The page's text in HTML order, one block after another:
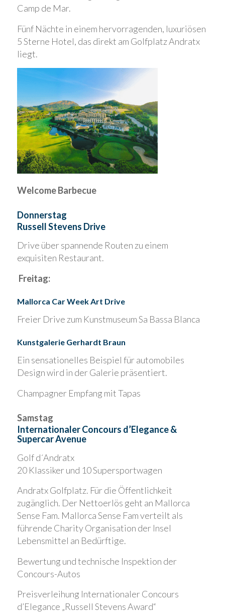
Camp de Mar.
Fünf Nächte in einem hervorragenden, luxuriösen
5 Sterne Hotel, das direkt am Golfplatz Andratx
liegt.
Welcome Barbecue
Donnerstag
Russell Stevens Drive
Drive über spannende Routen zu einem
exquisiten Restaurant.
Freitag:
Mallorca Car Week Art Drive
Freier Drive zum Kunstmuseum Sa Bassa Blanca
Kunstgalerie Gerhardt Braun
Ein sensationelles Beispiel für automobiles
Design wird in der Galerie präsentiert.
Champagner Empfang mit Tapas
Samstag
Internationaler Concours d’Elegance &
Supercar Avenue
Golf d´Andratx
20 Klassiker und 10 Supersportwagen
Andratx Golfplatz. Für die Öffentlichkeit
zugänglich. Der Nettoerlös geht an Mallorca
Sense Fam. Mallorca Sense Fam verteilt als
führende Charity Organisation der Insel
Lebensmittel an Bedürftige.
Bewertung und technische Inspektion der
Concours-Autos
Preisverleihung Internationaler Concours
d’Elegance „Russell Stevens Award“